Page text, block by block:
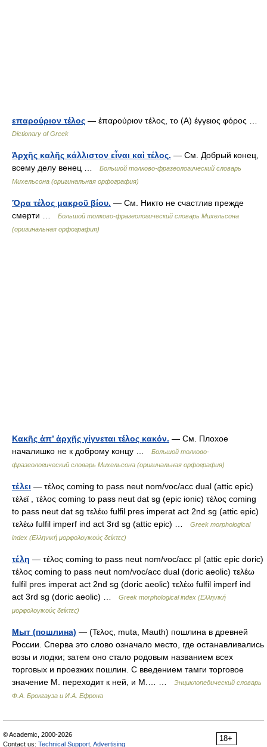
επαρούριον τέλος — ἐπαρούριον τέλος, το (Α) έγγειος φόρος …
Dictionary of Greek
Ἀρχῆς καλῆς κάλλιστον εἶναι καὶ τέλος. — См. Добрый конец,
всему делу венец …
Большой толково-фразеологический словарь
Михельсона (оригинальная орфография)
Ὅρα τέλος μακροῦ βίου. — См. Никто не счастлив прежде
смерти …
Большой толково-фразеологический словарь Михельсона
(оригинальная орфография)
Κακῆς ἀπ’ ἀρχῆς γίγνεται τέλος κακόν. — См. Плохое
началишко не к доброму концу …
Большой толково-
фразеологический словарь Михельсона (оригинальная орфография)
τέλει — τέλος coming to pass neut nom/voc/acc dual (attic epic)
τέλεϊ , τέλος coming to pass neut dat sg (epic ionic) τέλος coming
to pass neut dat sg τελέω fulfil pres imperat act 2nd sg (attic epic)
τελέω fulfil imperf ind act 3rd sg (attic epic) …
Greek morphological
index (Ελληνική μορφολογικούς δείκτες)
τέλη — τέλος coming to pass neut nom/voc/acc pl (attic epic doric)
τέλος coming to pass neut nom/voc/acc dual (doric aeolic) τελέω
fulfil pres imperat act 2nd sg (doric aeolic) τελέω fulfil imperf ind
act 3rd sg (doric aeolic) …
Greek morphological index (Ελληνική
μορφολογικούς δείκτες)
Мыт (пошлина) — (Τελος, muta, Mauth) пошлина в древней
России. Сперва это слово означало место, где останавливались
возы и лодки; затем оно стало родовым названием всех
торговых и проезжих пошлин. С введением тамги торговое
значение М. переходит к ней, и М.… …
Энциклопедический словарь
Ф.А. Брокгауза и И.А. Ефрона
18+
© Academic, 2000-2026
Contact us: Technical Support Advertising